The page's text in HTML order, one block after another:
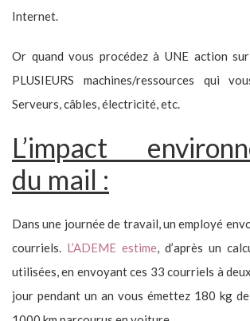
Internet.
Or quand vous procédez à UNE action
PLUSIEURS machines/ressources qui
Serveurs, câbles, électricité, etc.
L’impact
du mail :
Dans une journée de travail, un employé
courriels. L’ADEME estime, d’après un
utilisées, en envoyant ces 33 courriels à
jour pendant un an vous émettez 180 kg